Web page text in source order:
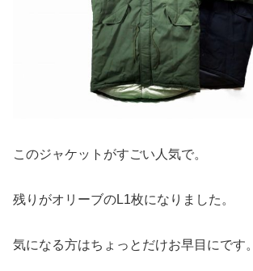
このジャケットがすごい人気で。
残りがオリーブのL1枚になりました。
気になる方はちょっとだけお早目にです。